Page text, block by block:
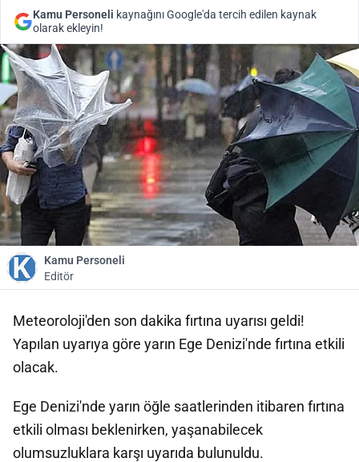
Kamu Personeli kaynağını Google'da tercih edilen kaynak
olarak ekleyin!
Kamu Personeli
Editör
Meteoroloji'den son dakika fırtına uyarısı geldi!
Yapılan uyarıya göre yarın Ege Denizi'nde fırtına etkili
olacak.
Ege Denizi'nde yarın öğle saatlerinden itibaren fırtına
etkili olması beklenirken, yaşanabilecek
olumsuzluklara karşı uyarıda bulunuldu.